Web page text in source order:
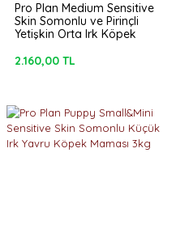
Pro Plan Medium Sensitive
Skin Somonlu ve Pirinçli
Yetişkin Orta Irk Köpek
2.160,00 TL